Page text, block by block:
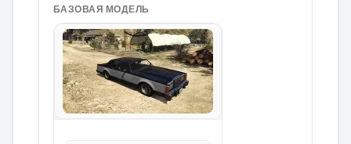
БАЗОВАЯ МОДЕЛЬ